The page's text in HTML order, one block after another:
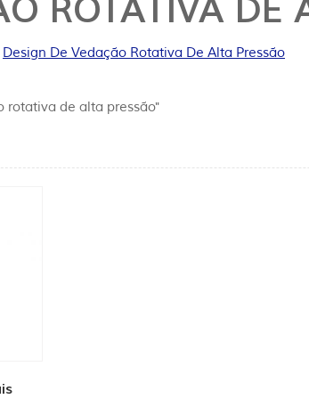
ROTATIVA DE
Design De Vedação Rotativa De Alta Pressão
rotativa de alta pressão"